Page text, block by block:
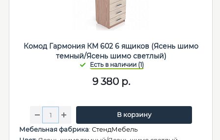
Комод Гармония КМ 602 6 ящиков (Ясень шимо
темный/Ясень шимо светлый)
9 380р.
В корзину
Мебельная фабрика: СтендМебель